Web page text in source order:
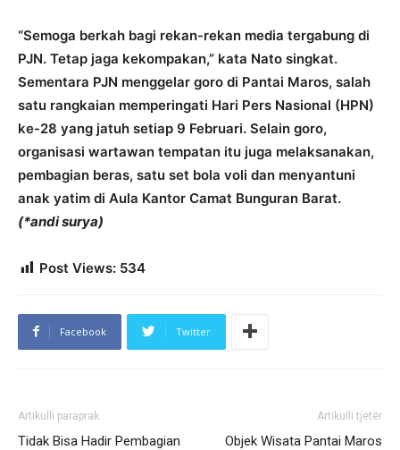
“Semoga berkah bagi rekan-rekan media tergabung di
PJN. Tetap jaga kekompakan,” kata Nato singkat.
Sementara PJN menggelar goro di Pantai Maros, salah
satu rangkaian memperingati Hari Pers Nasional (HPN)
ke-28 yang jatuh setiap 9 Februari. Selain goro,
organisasi wartawan tempatan itu juga melaksanakan,
pembagian beras, satu set bola voli dan menyantuni
anak yatim di Aula Kantor Camat Bunguran Barat.
(*andi surya)
Post Views: 534
Facebook Twitter
Artikulli paraprak
Tidak Bisa Hadir Pembagian
Artikulli tjetër
Objek Wisata Pantai Maros